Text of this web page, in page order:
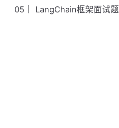
05｜ LangChain框架面试题